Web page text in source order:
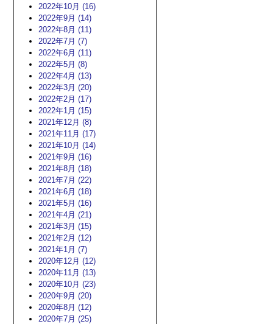
2022年10月 (16)
2022年9月 (14)
2022年8月 (11)
2022年7月 (7)
2022年6月 (11)
2022年5月 (8)
2022年4月 (13)
2022年3月 (20)
2022年2月 (17)
2022年1月 (15)
2021年12月 (8)
2021年11月 (17)
2021年10月 (14)
2021年9月 (16)
2021年8月 (18)
2021年7月 (22)
2021年6月 (18)
2021年5月 (16)
2021年4月 (21)
2021年3月 (15)
2021年2月 (12)
2021年1月 (7)
2020年12月 (12)
2020年11月 (13)
2020年10月 (23)
2020年9月 (20)
2020年8月 (12)
2020年7月 (25)